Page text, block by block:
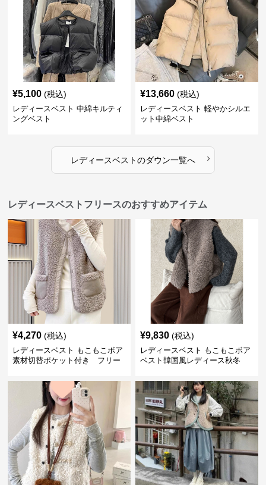
¥5,100 (税込)
レディースベスト 中綿キルティ
ングベスト
¥13,660 (税込)
レディースベスト 軽やかシルエ
ット中綿ベスト
レディースベストのダウン一覧へ ›
レディースベストフリースのおすすめアイテム
¥4,270 (税込)
レディースベスト もこもこボア
素材切替ポケット付き フリー
¥9,830 (税込)
レディースベスト もこもこボア
ベスト韓国風レディース秋冬